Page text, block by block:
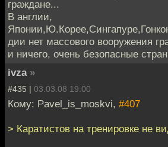
граждане...
В англии,
дии нет массового вооружения
и ничего, очень безопасные
ivza »
#435 | 03.03.08 19:00
Кому: Pavel_is_moskvi, #407
> Каратистов на тренировке не